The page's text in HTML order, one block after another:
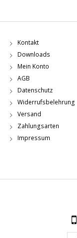
Kontakt
Downloads
Mein Konto
AGB
Datenschutz
Widerrufsbelehrung
Versand
Zahlungsarten
Impressum